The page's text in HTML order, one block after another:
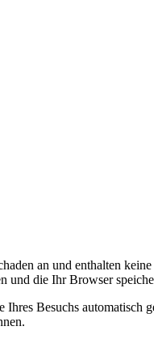
an und enthalten
und die Ihr Browser
Besuchs